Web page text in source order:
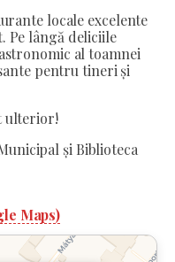
locale excelente
Pe lângă deliciile
al toamnei
pentru tineri și
ulterior!
și Biblioteca
Maps)